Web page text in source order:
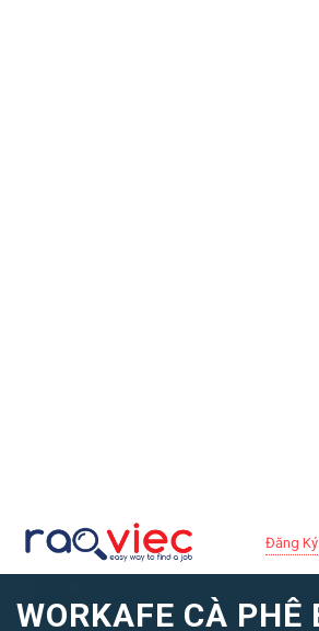
Đăng Ký
WORKAFE CÀ PHÊ